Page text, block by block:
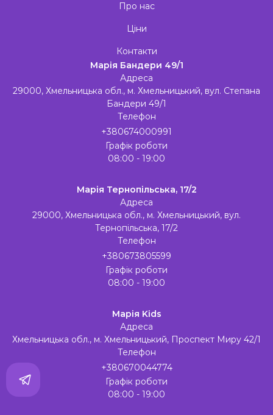
Про нас
Ціни
Контакти
Марія Бандери 49/1
Адреса
29000, Хмельницька обл., м. Хмельницький, вул. Степана
Бандери 49/1
Телефон
+380674000991
Графік роботи
08:00 - 19:00
Марія Тернопільська, 17/2
Адреса
29000, Хмельницька обл., м. Хмельницький, вул.
Тернопільська, 17/2
Телефон
+380673805599
Графік роботи
08:00 - 19:00
Марія Kids
Адреса
Хмельницька обл., м. Хмельницький, Проспект Миру 42/1
Телефон
+380670044774
Графік роботи
08:00 - 19:00